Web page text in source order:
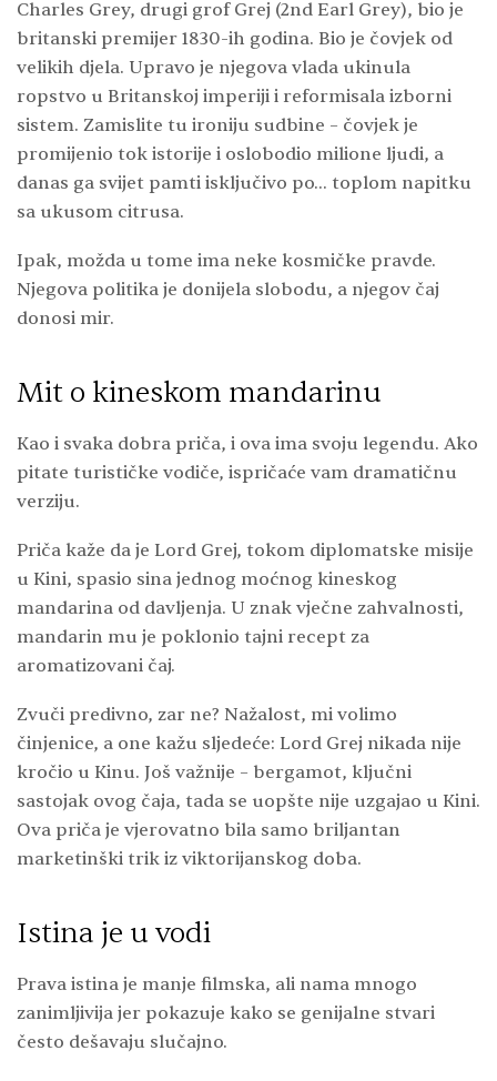
Charles Grey, drugi grof Grej (2nd Earl Grey), bio je
britanski premijer 1830-ih godina. Bio je čovjek od
velikih djela. Upravo je njegova vlada ukinula
ropstvo u Britanskoj imperiji i reformisala izborni
sistem. Zamislite tu ironiju sudbine – čovjek je
promijenio tok istorije i oslobodio milione ljudi, a
danas ga svijet pamti isključivo po… toplom napitku
sa ukusom citrusa.
Ipak, možda u tome ima neke kosmičke pravde.
Njegova politika je donijela slobodu, a njegov čaj
donosi mir.
Mit o kineskom mandarinu
Kao i svaka dobra priča, i ova ima svoju legendu. Ako
pitate turističke vodiče, ispričaće vam dramatičnu
verziju.
Priča kaže da je Lord Grej, tokom diplomatske misije
u Kini, spasio sina jednog moćnog kineskog
mandarina od davljenja. U znak vječne zahvalnosti,
mandarin mu je poklonio tajni recept za
aromatizovani čaj.
Zvuči predivno, zar ne? Nažalost, mi volimo
činjenice, a one kažu sljedeće: Lord Grej nikada nije
kročio u Kinu. Još važnije – bergamot, ključni
sastojak ovog čaja, tada se uopšte nije uzgajao u Kini.
Ova priča je vjerovatno bila samo briljantan
marketinški trik iz viktorijanskog doba.
Istina je u vodi
Prava istina je manje filmska, ali nama mnogo
zanimljivija jer pokazuje kako se genijalne stvari
često dešavaju slučajno.